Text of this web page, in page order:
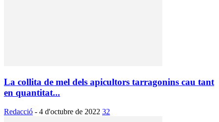
La collita de mel dels apicultors tarragonins cau tant
en quantitat...
Redacció - 4 d'octubre de 2022 32